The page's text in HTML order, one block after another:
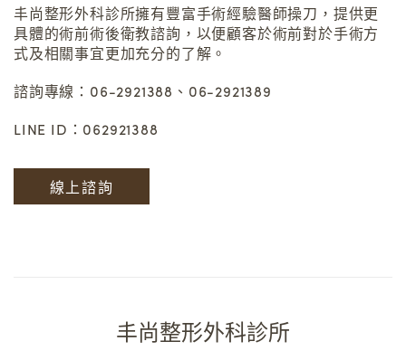
丰尚整形外科診所擁有豐富手術經驗醫師操刀，提供更
具體的術前術後衛教諮詢，以便顧客於術前對於手術方
式及相關事宜更加充分的了解。
諮詢專線：06-2921388、06-2921389
LINE ID：062921388
線上諮詢
丰尚整形外科診所